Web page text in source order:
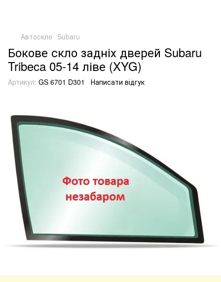
Автоскло Subaru
Бокове скло задніх дверей Subaru
Tribeca 05-14 ліве (XYG)
Артикул: GS 6701 D301 Написати відгук